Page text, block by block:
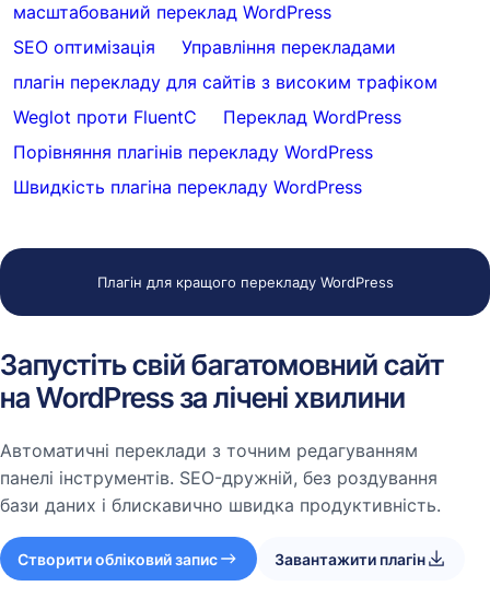
масштабований переклад WordPress
SEO оптимізація
Управління перекладами
плагін перекладу для сайтів з високим трафіком
Weglot проти FluentC
Переклад WordPress
Порівняння плагінів перекладу WordPress
Швидкість плагіна перекладу WordPress
Плагін для кращого перекладу WordPress
Запустіть свій багатомовний сайт
на WordPress за лічені хвилини
Автоматичні переклади з точним редагуванням
панелі інструментів. SEO-дружній, без роздування
бази даних і блискавично швидка продуктивність.
Створити обліковий запис Завантажити плагін